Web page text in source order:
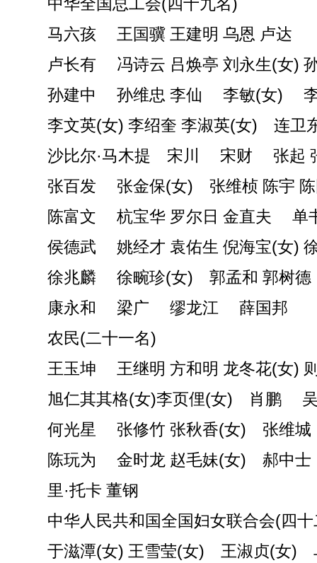
马六孩 王国骥 王建明 乌恩 卢达
卢长有 冯诗云 吕焕亭 刘永生(女)
孙建中 孙维忠 李仙 李敏(女)
李文英(女) 李绍奎 李淑英(女) 连
沙比尔·马木提 宋川 宋财 张起
张百发 张金保(女) 张维桢 陈宇 陈
陈富文 杭宝华 罗尔日 金直夫 单
侯德武 姚经才 袁佑生 倪海宝(女)
徐兆麟 徐畹珍(女) 郭孟和 郭树
康永和 梁广 缪龙江 薛国邦
农民(二十一名)
王玉坤 王继明 方和明 龙冬花(女)
旭仁其其格(女)李页俚(女) 肖鹏
何光星 张修竹 张秋香(女) 张维
陈玩为 金时龙 赵毛妹(女) 郝中
里·托卡 董钢
中华人民共和国全国妇女联合会(四
于滋潭(女) 王雪莹(女) 王淑贞(女